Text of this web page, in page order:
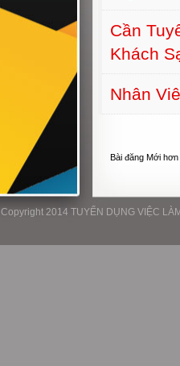
Cần
Khách
Nhân
Bài đăng Mới hơn
Copyright 2014 TUYỂN DỤNG VIỆC